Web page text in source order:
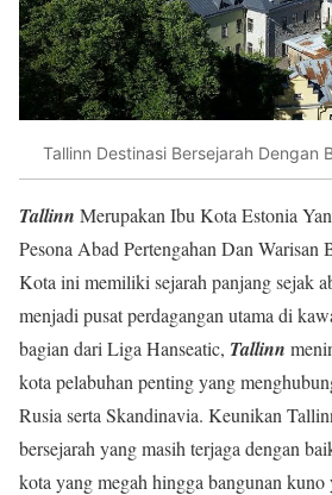
Tallinn Destinasi Bersejarah Dengan
Tallinn Merupakan Ibu Kota Estonia
Pesona Abad Pertengahan Dan Warisan
Kota ini memiliki sejarah panjang sejak
menjadi pusat perdagangan utama di
bagian dari Liga Hanseatic, Tallinn
kota pelabuhan penting yang
Rusia serta Skandinavia. Keunikan
bersejarah yang masih terjaga dengan
kota yang megah hingga bangunan kuno